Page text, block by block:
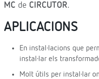
MC de CIRCUTOR.
APLICACIONS
En instal·lacions que
instal·lar els
Molt útils per instal·lar